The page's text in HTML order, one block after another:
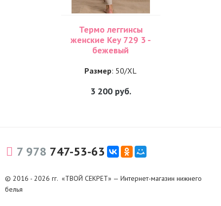
Термо леггинсы
женские Key 729 3 -
бежевый
Размер: 50/XL
3 200руб.
7 978 747-53-63
© 2016 - 2026 гг. «ТВОЙ СЕКРЕТ» — Интернет-магазин нижнего
белья